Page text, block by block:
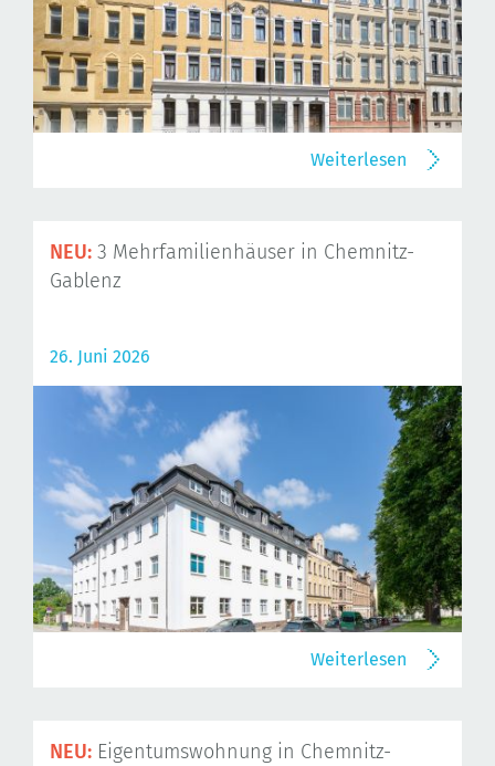
Weiterlesen
NEU: 3 Mehrfamilienhäuser in Chemnitz-
Gablenz
26. Juni 2026
Weiterlesen
NEU: Eigentumswohnung in Chemnitz-